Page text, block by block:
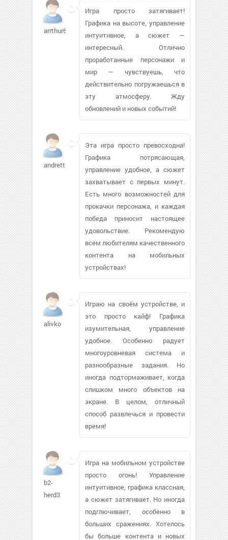
arrthur656
Игра просто затягивает!
Графика на высоте, управление
интуитивное, а сюжет —
интересный. Отлично
проработанные персонажи и
мир — чувствуешь, что
действительно погружаешься в
эту атмосферу. Жду
обновлений и новых событий!
andrettek76
Эта игра просто превосходна!
Графика потрясающая,
управление удобное, а сюжет
захватывает с первых минут.
Есть много возможностей для
прокачки персонажа, и каждая
победа приносит настоящее
удовольствие. Рекомендую
всем любителям качественного
контента на мобильных
устройствах!
alivko
Играю на своём устройстве, и
это просто кайф! Графика
изумительная, управление
удобное. Особенно радует
многоуровневая система и
разнообразные задания. Но
иногда подтормаживает, когда
слишком много объектов на
экране. В целом, отличный
способ развлечься и провести
время!
b2-
herd3
Игра на мобильном устройстве
просто огонь! Управление
интуитивное, графика классная,
а сюжет затягивает. Но иногда
подглючивает, особенно в
больших сражениях. Хотелось
бы больше контента и новых